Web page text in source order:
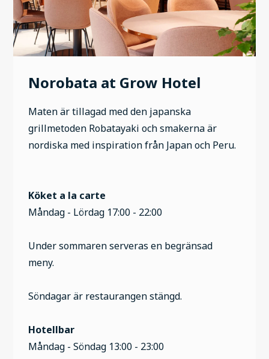
Norobata at Grow Hotel
Maten är tillagad med den japanska
grillmetoden Robatayaki och smakerna är
nordiska med inspiration från Japan och Peru.
Köket a la carte
Måndag - Lördag 17:00 - 22:00
Under sommaren serveras en begränsad
meny.
Söndagar är restaurangen stängd.
Hotellbar
Måndag - Söndag 13:00 - 23:00